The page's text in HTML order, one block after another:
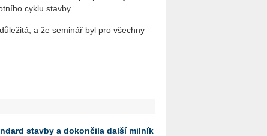
cyklu stav­by.
a že se­mi­nář byl pro všech­ny
stavby a dokončila další milník